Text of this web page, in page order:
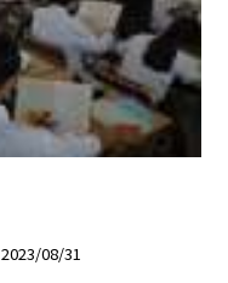
2023/08/31